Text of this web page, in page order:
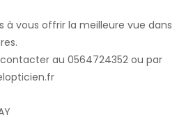
à vous offrir la meilleure vue dans
contacter au 0564724352 ou par